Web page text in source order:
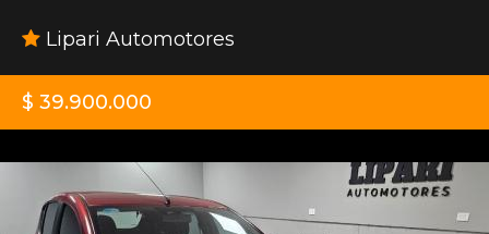
Lipari Automotores
$ 39.900.000